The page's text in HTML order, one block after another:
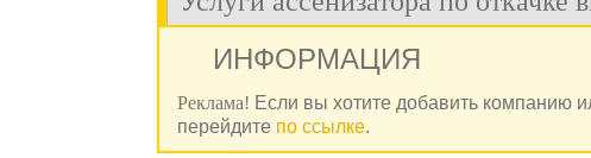
ИНФОРМАЦИЯ
Реклама! Если вы хотите добавить компанию
перейдите по ссылке.